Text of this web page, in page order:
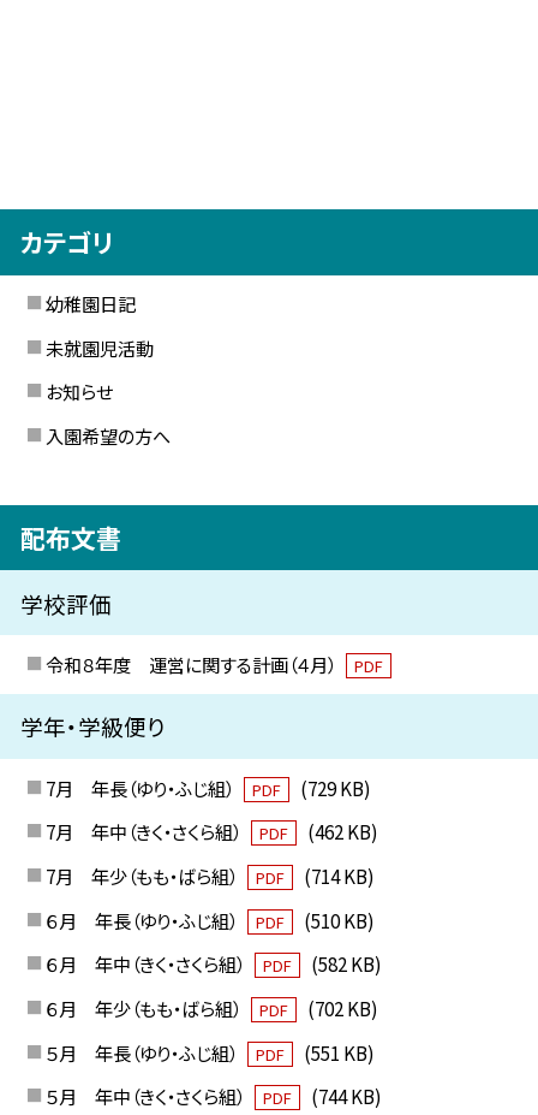
カテゴリ
幼稚園日記
未就園児活動
お知らせ
入園希望の方へ
配布文書
学校評価
令和８年度 運営に関する計画（４月） PDF
学年・学級便り
7月 年長（ゆり・ふじ組） PDF
(729 KB)
7月 年中（きく・さくら組）
PDF
(462 KB)
7月 年少（もも・ばら組）
PDF
(714 KB)
６月 年長（ゆり・ふじ組）
PDF
(510 KB)
６月 年中（きく・さくら組）
PDF
(582 KB)
６月 年少（もも・ばら組）
PDF
(702 KB)
５月 年長（ゆり・ふじ組）
PDF
(551 KB)
５月 年中（きく・さくら組）
PDF
(744 KB)